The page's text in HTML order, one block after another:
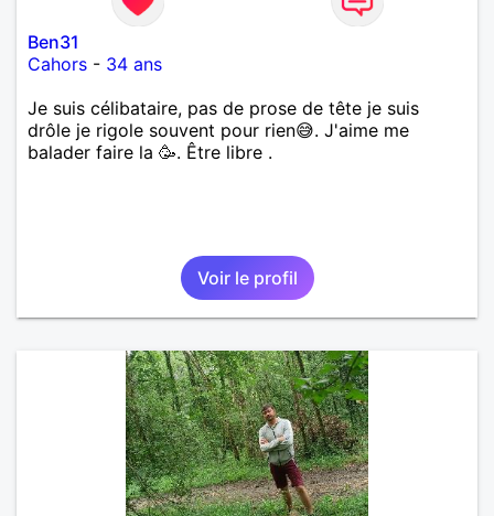
Ben31
Cahors - 34 ans
Je suis célibataire, pas de prose de tête je suis
drôle je rigole souvent pour rien😅. J'aime me
balader faire la 🥳. Être libre .
Voir le profil